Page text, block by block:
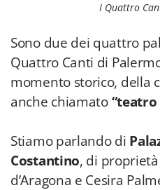
I Quattro
Sono due dei quattro
Quattro Canti di
momento storico, della
anche chiamato“teatro
Stiamo parlando di
Costantino, di
d’Aragona e Cesira